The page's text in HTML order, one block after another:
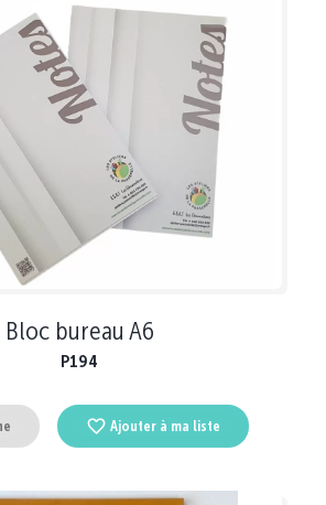
Bloc bureau A6
P194
Ajouter à ma liste